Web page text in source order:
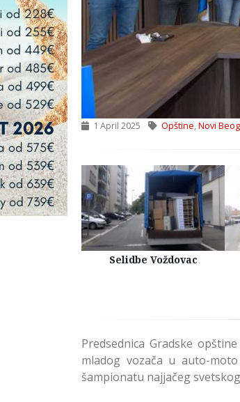
1 April 2025 Opštine,Novi
Selidbe Voždovac
Predsednica Gradske
mladog vozača u auto-
šampionatu najjačeg